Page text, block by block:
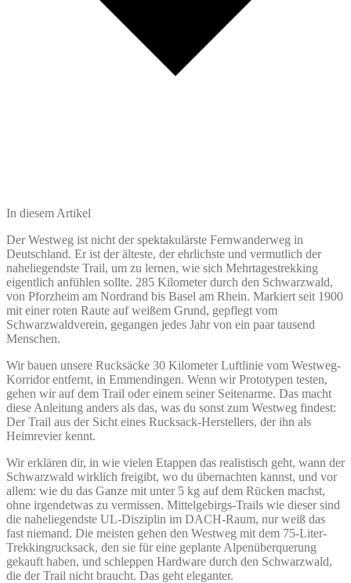
In diesem Artikel
Der Westweg ist nicht der spektakulärste Fernwanderweg in
Deutschland. Er ist der älteste, der ehrlichste und vermutlich der
naheliegendste Trail, um zu lernen, wie sich Mehrtagestrekking
eigentlich anfühlen sollte. 285 Kilometer durch den Schwarzwald,
von Pforzheim am Nordrand bis Basel am Rhein. Markiert seit 1900
mit einer roten Raute auf weißem Grund, gepflegt vom
Schwarzwaldverein, gegangen jedes Jahr von ein paar tausend
Menschen.
Wir bauen unsere Rucksäcke 30 Kilometer Luftlinie vom Westweg-
Korridor entfernt, in Emmendingen. Wenn wir Prototypen testen,
gehen wir auf dem Trail oder einem seiner Seitenarme. Das macht
diese Anleitung anders als das, was du sonst zum Westweg findest:
Der Trail aus der Sicht eines Rucksack-Herstellers, der ihn als
Heimrevier kennt.
Wir erklären dir, in wie vielen Etappen das realistisch geht, wann der
Schwarzwald wirklich freigibt, wo du übernachten kannst, und vor
allem: wie du das Ganze mit unter 5 kg auf dem Rücken machst,
ohne irgendetwas zu vermissen. Mittelgebirgs-Trails wie dieser sind
die naheliegendste UL-Disziplin im DACH-Raum, nur weiß das
fast niemand. Die meisten gehen den Westweg mit dem 75-Liter-
Trekkingrucksack, den sie für eine geplante Alpenüberquerung
gekauft haben, und schleppen Hardware durch den Schwarzwald,
die der Trail nicht braucht. Das geht eleganter.